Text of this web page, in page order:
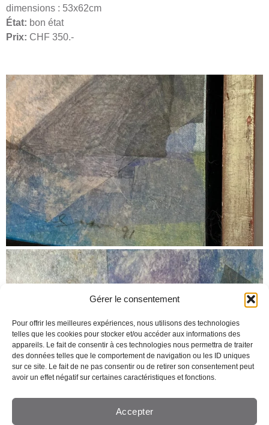
Gérer le consentement
Pour offrir les meilleures expériences, nous utilisons des technologies
telles que les cookies pour stocker et/ou accéder aux informations des
appareils. Le fait de consentir à ces technologies nous permettra de traiter
des données telles que le comportement de navigation ou les ID uniques
sur ce site. Le fait de ne pas consentir ou de retirer son consentement peut
avoir un effet négatif sur certaines caractéristiques et fonctions.
Accepter
dimensions : 53x62cm
État: bon état
Prix: CHF 350.-